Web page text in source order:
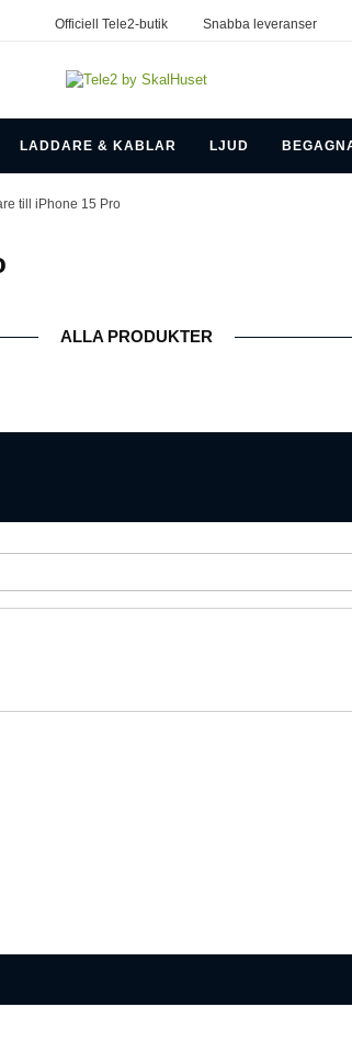
Officiell Tele2-butik Snabba leveranser
LADDARE & KABLAR LJUD
till iPhone 15 Pro
ALLA PRODUKTER